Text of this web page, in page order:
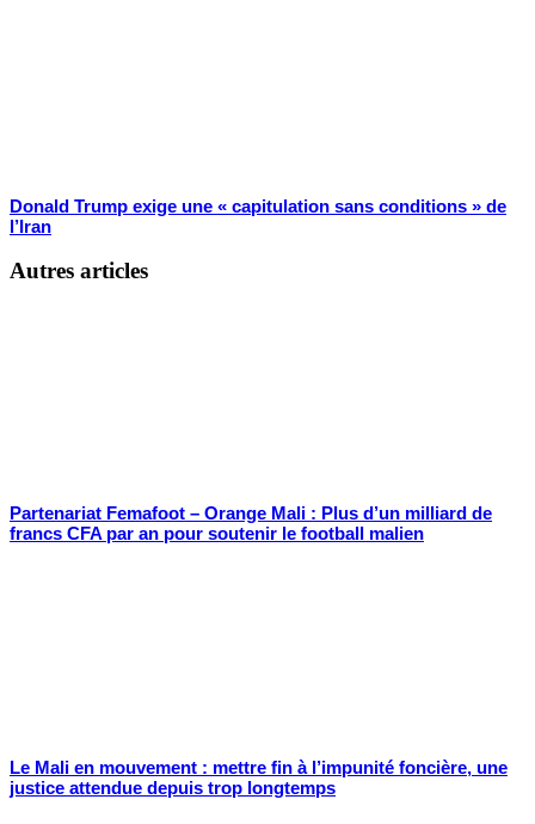
Donald Trump exige une « capitulation sans conditions » de
l’Iran
Autres articles
Partenariat Femafoot – Orange Mali : Plus d’un milliard de
francs CFA par an pour soutenir le football malien
Le Mali en mouvement : mettre fin à l’impunité foncière, une
justice attendue depuis trop longtemps